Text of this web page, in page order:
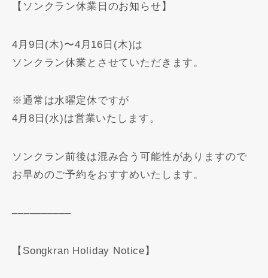
【ソンクラン休業日のお知らせ】
4月9日(木)〜4月16日(木)は
ソンクラン休業とさせていただきます。
※通常は水曜定休ですが
4月8日(水)は営業いたします。
ソンクラン前後は混み合う可能性がありますので
お早めのご予約をおすすめいたします。
––––––––––
【Songkran Holiday Notice】